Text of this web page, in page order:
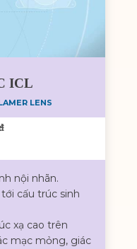
ICL
LENS
nội nhãn.
cấu trúc sinh
xạ cao trên
mạc mỏng, giác